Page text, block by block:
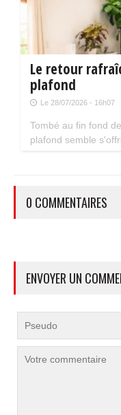
Le retour
plafond
Le 28/07/2026 - 16h07
Tombé au fin fond
plafond semble
0 COMMENTAIRES
ENVOYER UN